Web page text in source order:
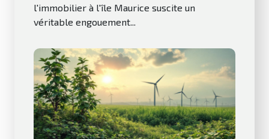
l'immobilier à l'île Maurice suscite un
véritable engouement...